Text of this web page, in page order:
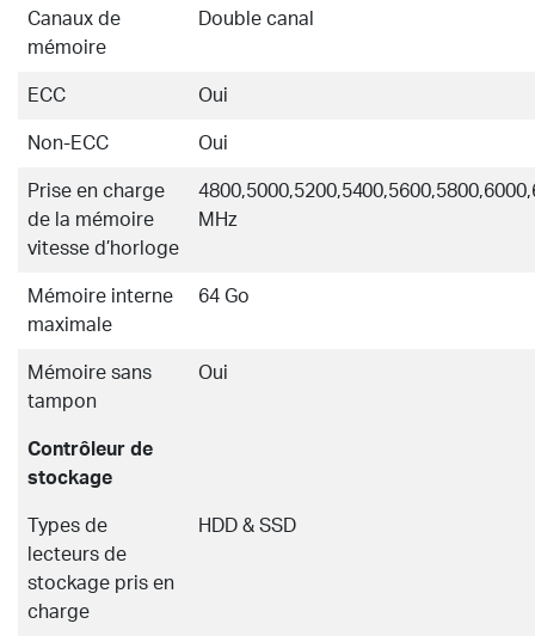
Canaux de
mémoire
Double canal
ECC Oui
Non-ECC Oui
Prise en charge
de la mémoire
vitesse d’horloge
MHz
Mémoire interne
maximale
64 Go
Mémoire sans
tampon
Oui
Contrôleur de
stockage
Types de
lecteurs de
stockage pris en
charge
HDD & SSD